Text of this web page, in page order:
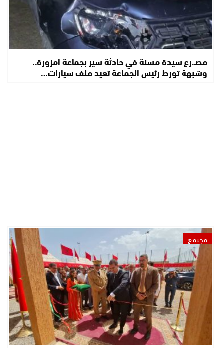
مصـ.رع سيدة مسنة في حادثة سير بجماعة امزورة..
وشبهة تورط رئيس الجماعة تعيد ملف سيارات…
مجتمع